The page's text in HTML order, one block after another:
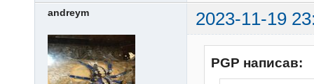
andreym 2023-11-19
PGP написав: